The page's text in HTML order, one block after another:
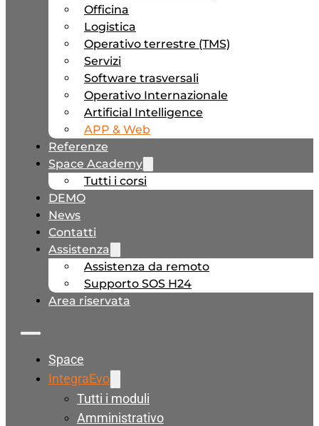
Officina
Logistica
Operativo terrestre (TMS)
Servizi
Software trasversali
Operativo Internazionale
Artificial Intelligence
APP & Web
Referenze
Space Academy
Tutti i corsi
DEMO
News
Contatti
Assistenza
Assistenza da remoto
Supporto SOS H24
Area riservata
Space
IntegraEvo
Tutti i moduli
Amministrativo